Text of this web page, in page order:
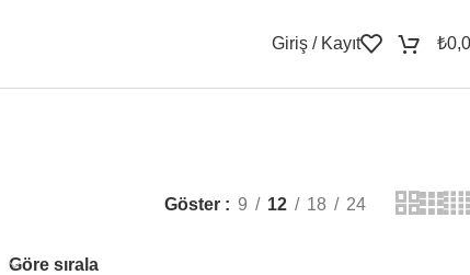
Giriş / Kayıt ₺
Göster 9 12 18 24
Göre sırala